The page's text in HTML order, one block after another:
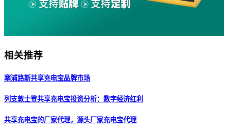
相关推荐
塞浦路斯共享充电宝品牌市场
列支敦士登共享充电宝投资分析：数字经济红利
共享充电宝的厂家代理，源头厂家充电宝代理